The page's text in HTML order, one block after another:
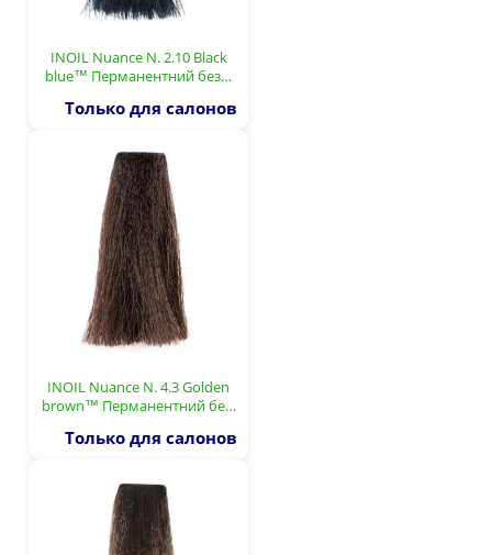
INOIL Nuance N. 2.10 Black
blue™ Перманентний без…
Только для салонов
INOIL Nuance N. 4.3 Golden
brown™ Перманентний бе…
Только для салонов